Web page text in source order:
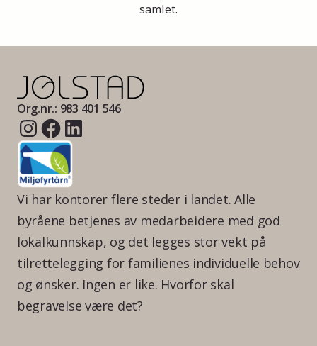
samlet.
Org.nr.: 983 401 546
Vi har kontorer flere steder i landet. Alle
byråene betjenes av medarbeidere med god
lokalkunnskap, og det legges stor vekt på
tilrettelegging for familienes individuelle behov
og ønsker. Ingen er like. Hvorfor skal
begravelse være det?